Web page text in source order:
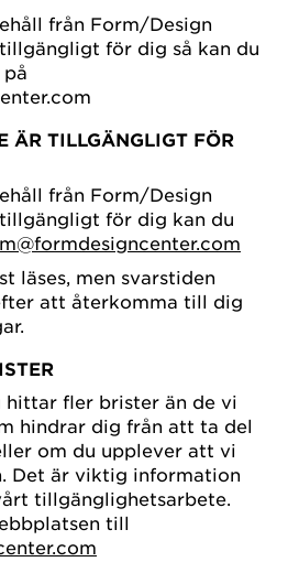
från Form/Design
för dig så kan du
ÄR TILLGÄNGLIGT FÖR
från Form/Design
för dig kan du
läses, men svarstiden
att återkomma till dig
hittar fler brister än de vi
hindrar dig från att ta del
om du upplever att vi
Det är viktig information
tillgänglighetsarbete.
till